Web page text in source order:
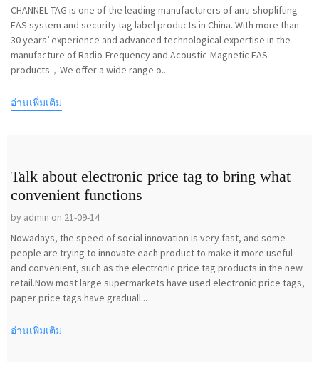
CHANNEL-TAG is one of the leading manufacturers of anti-shoplifting
EAS system and security tag label products in China. With more than
30 years’ experience and advanced technological expertise in the
manufacture of Radio-Frequency and Acoustic-Magnetic EAS
products，We offer a wide range o...
อ่านเพิ่มเติม
Talk about electronic price tag to bring what
convenient functions
by admin on 21-09-14
Nowadays, the speed of social innovation is very fast, and some
people are trying to innovate each product to make it more useful
and convenient, such as the electronic price tag products in the new
retail.Now most large supermarkets have used electronic price tags,
paper price tags have graduall...
อ่านเพิ่มเติม